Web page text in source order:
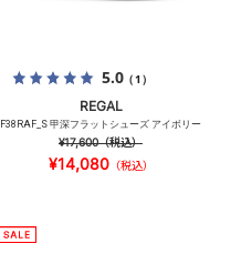
5.0（1）
REGAL
F38RAF_S 甲深フラットシューズ アイボリー
¥17,600（税込）
¥14,080（税込）